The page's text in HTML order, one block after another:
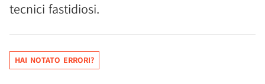
tecnici fastidiosi.
HAI NOTATO ERRORI?